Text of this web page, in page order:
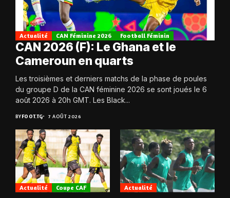
Actualité CAN Féminine 2026 Football Féminin
CAN 2026 (F): Le Ghana et le
Cameroun en quarts
Les troisièmes et derniers matchs de la phase de poules
du groupe D de la CAN féminine 2026 se sont joués le 6
août 2026 à 20h GMT. Les Black...
BYFOOT.TG 7 AOÛT 2026
Actualité Coupe CAF Actualité